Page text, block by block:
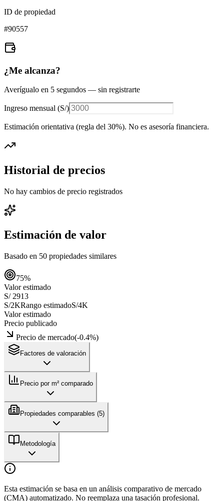
ID de propiedad
#90557
¿Me alcanza?
Averígualo en 5 segundos — sin registrarte
Ingreso mensual (S/)
Estimación orientativa (regla del 30%). No es asesoría financiera.
Historial de precios
No hay cambios de precio registrados
Estimación de valor
Basado en 50 propiedades similares
75%
Valor estimado
S/ 2913
S/2KRango estimadoS/4K
Valor estimado
Precio publicado
Precio de mercado(-0.4%)
Factores de valoración
Precio por m² comparado
Propiedades comparables (5)
Metodología
Esta estimación se basa en un análisis comparativo de mercado
(CMA) automatizado. No reemplaza una tasación profesional.